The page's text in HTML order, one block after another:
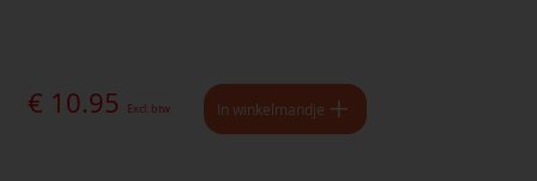
€ 10.95 Excl. btw In winkelmandje